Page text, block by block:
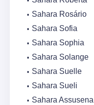
Sahara Rosário
Sahara Sofia
Sahara Sophia
Sahara Solange
Sahara Suelle
Sahara Sueli
Sahara Assusena